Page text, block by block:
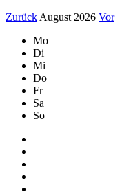
Zurück August 2026 Vor
Mo
Di
Mi
Do
Fr
Sa
So